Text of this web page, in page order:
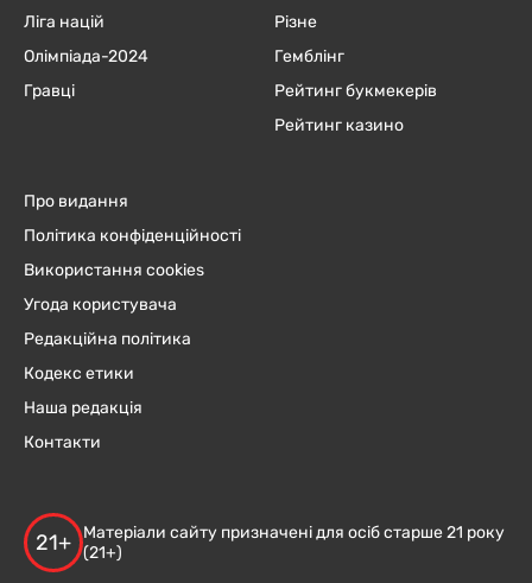
Ліга націй
Олімпіада-2024
Гравці
Різне
Гемблінг
Рейтинг букмекерів
Рейтинг казино
Про видання
Політика конфіденційності
Використання cookies
Угода користувача
Редакційна політика
Кодекс етики
Наша редакція
Контакти
21+
Матеріали сайту призначені для осіб старше 21 року
(21+)